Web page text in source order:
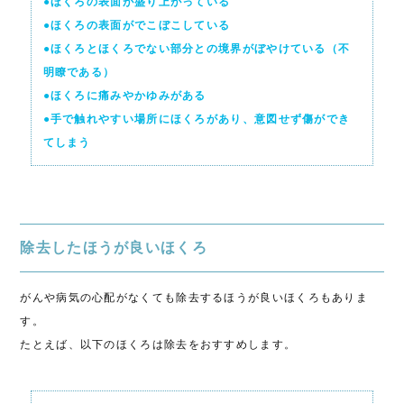
●ほくろの表面がでこぼこしている
●ほくろとほくろでない部分との境界がぼやけている（不
明瞭である）
●ほくろに痛みやかゆみがある
●手で触れやすい場所にほくろがあり、意図せず傷ができ
てしまう
除去したほうが良いほくろ
がんや病気の心配がなくても除去するほうが良いほくろもありま
す。
たとえば、以下のほくろは除去をおすすめします。